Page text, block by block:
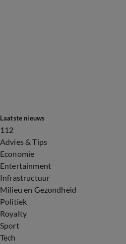
Laatste nieuws
112
Advies & Tips
Economie
Entertainment
Infrastructuur
Milieu en Gezondheid
Politiek
Royalty
Sport
Tech